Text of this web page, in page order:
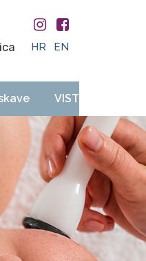
HR EN
VIST